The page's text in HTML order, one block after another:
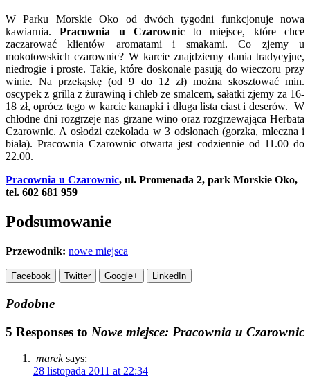
W Parku Morskie Oko od dwóch tygodni funkcjonuje nowa
kawiarnia.Pracownia u Czarownicto miejsce, które chce
zaczarować klientów aromatami i smakami. Co zjemy u
mokotowskich czarownic? W karcie znajdziemy dania tradycyjne,
niedrogie i proste. Takie, które doskonale pasują do wieczoru przy
winie. Na przekąskę (od 9 do 12 zł) można skosztować min.
oscypek z grilla z żurawiną i chleb ze smalcem, sałatki zjemy za 16-
18 zł, oprócz tego w karcie kanapki i długa lista ciast i deserów. W
chłodne dni rozgrzeje nas grzane wino oraz rozgrzewająca Herbata
Czarownic. A osłodzi czekolada w 3 odsłonach (gorzka, mleczna i
biała). Pracownia Czarownic otwarta jest codziennie od 11.00 do
22.00.
Pracownia u Czarownic, ul. Promenada 2, park Morskie Oko,
tel. 602 681 959
Podsumowanie
Przewodnik: nowe miejsca
Facebook Twitter Google+ LinkedIn
Podobne
5 Responses to Nowe miejsce: Pracownia u Czarownic
marek says:
28 listopada 2011 at 22:34